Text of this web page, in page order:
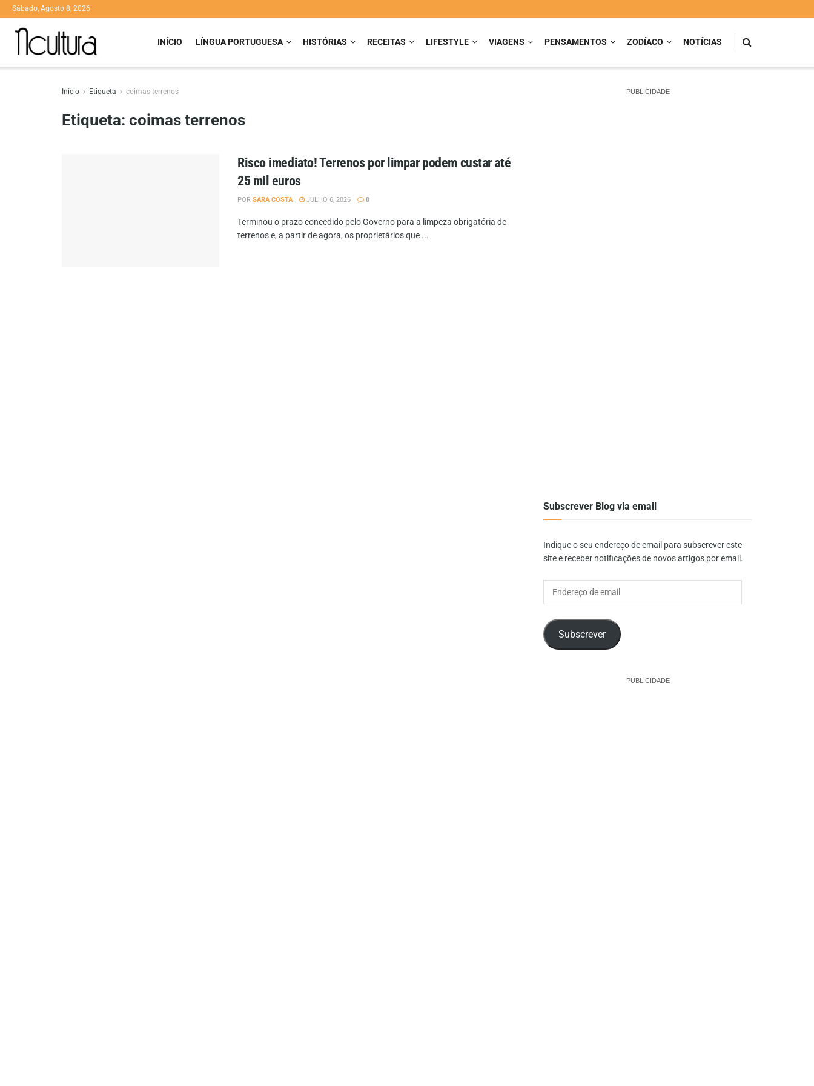
Sábado, Agosto 8, 2026
INÍCIO LÍNGUA PORTUGUESA HISTÓRIAS RECEITAS LIFESTYLE VIAGENS PENSAMENTOS ZODÍACO NOTÍCIAS
Início Etiqueta coimas terrenos
Etiqueta: coimas terrenos
Risco imediato! Terrenos por limpar podem custar até
25 mil euros
POR SARA COSTA JULHO 6, 2026 0
Terminou o prazo concedido pelo Governo para a limpeza obrigatória de
terrenos e, a partir de agora, os proprietários que ...
PUBLICIDADE
Subscrever Blog via email
Indique o seu endereço de email para subscrever este
site e receber notificações de novos artigos por email.
Subscrever
PUBLICIDADE